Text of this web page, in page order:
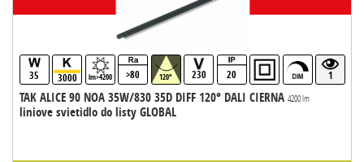
35 3000 lm>4200 >80 120° 230 20 1
TAK ALICE 90 NOA 35W/830 35D DIFF 120° DALI CIERNA 4200 lm
liniove svietidlo do listy GLOBAL